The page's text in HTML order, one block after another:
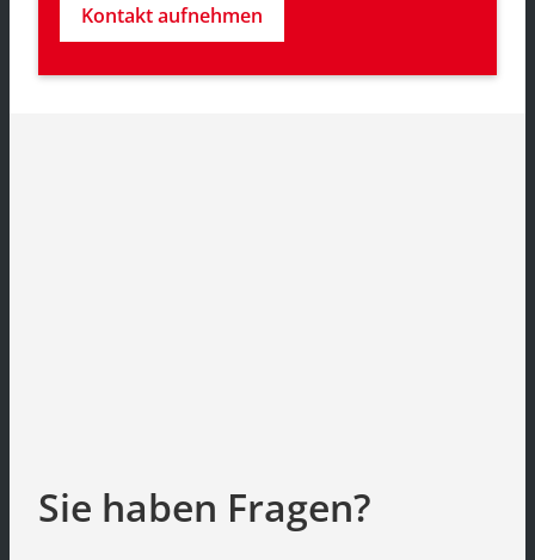
Kontakt aufnehmen
Sie haben Fragen?